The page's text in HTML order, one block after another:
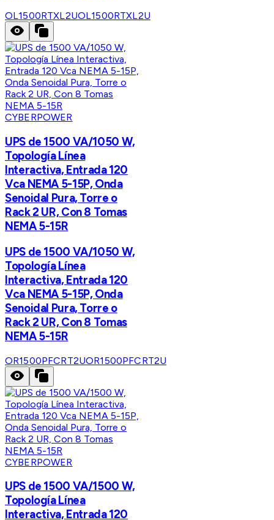
OL1500RTXL2UOL1500RTXL2U
CYBERPOWER
UPS de 1500 VA/1050 W,
Topología Línea
Interactiva, Entrada 120
Vca NEMA 5-15P, Onda
Senoidal Pura, Torre o
Rack 2 UR, Con 8 Tomas
NEMA 5-15R
UPS de 1500 VA/1050 W,
Topología Línea
Interactiva, Entrada 120
Vca NEMA 5-15P, Onda
Senoidal Pura, Torre o
Rack 2 UR, Con 8 Tomas
NEMA 5-15R
OR1500PFCRT2UOR1500PFCRT2U
CYBERPOWER
UPS de 1500 VA/1500 W,
Topología Línea
Interactiva, Entrada 120